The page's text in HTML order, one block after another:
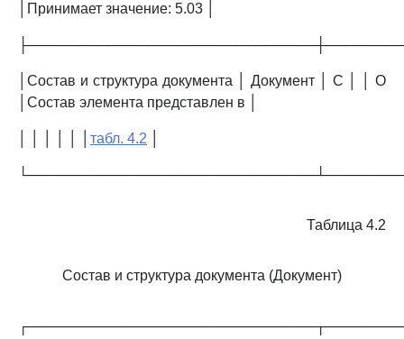
│Принимает значение: 5.03 │
│Состав и структура документа │ Документ │ С │ │ О
│Состав элемента представлен в │
табл. 4.2
Таблица 4.2
Состав и структура документа (Документ)